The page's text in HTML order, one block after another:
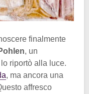
finalmente
, un
riportò alla luce.
, ma ancora una
affresco